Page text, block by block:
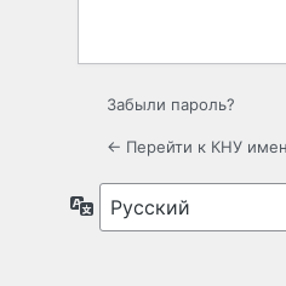
Забыли пароль?
← Перейти к КНУ
Язык